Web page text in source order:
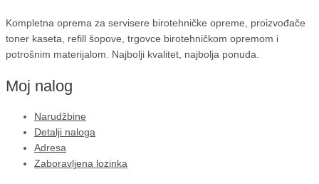
Kompletna oprema za servisere birotehničke opreme, proizvođače
toner kaseta, refill šopove, trgovce birotehničkom opremom i
potrošnim materijalom. Najbolji kvalitet, najbolja ponuda.
Moj nalog
Narudžbine
Detalji naloga
Adresa
Zaboravljena lozinka